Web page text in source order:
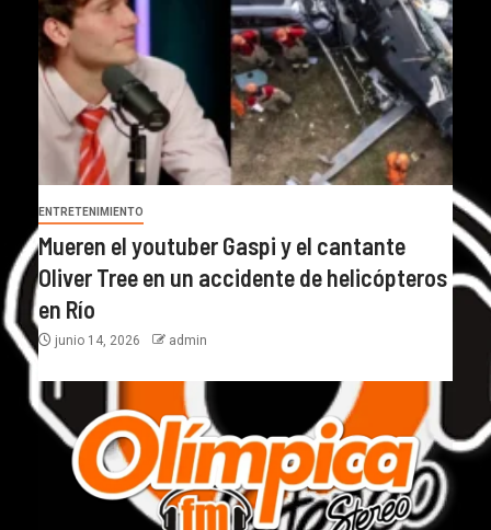
ENTRETENIMIENTO
Mueren el youtuber Gaspi y el cantante
Oliver Tree en un accidente de helicópteros
en Río
junio 14, 2026 admin